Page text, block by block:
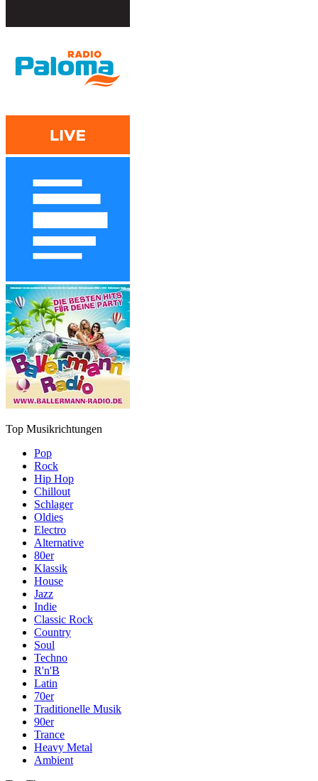
Top Musikrichtungen
Pop
Rock
Hip Hop
Chillout
Schlager
Oldies
Electro
Alternative
80er
Klassik
House
Jazz
Indie
Classic Rock
Country
Soul
Techno
R'n'B
Latin
70er
Traditionelle Musik
90er
Trance
Heavy Metal
Ambient